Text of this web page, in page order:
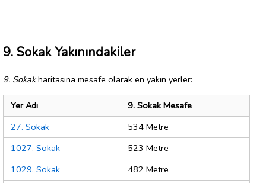
9. Sokak Yakınındakiler
9. Sokakharitasına mesafe olarak en yakın yerler:
Yer Adı
9. Sokak Mesafe
27. Sokak
534 Metre
1027. Sokak
523 Metre
1029. Sokak
482 Metre